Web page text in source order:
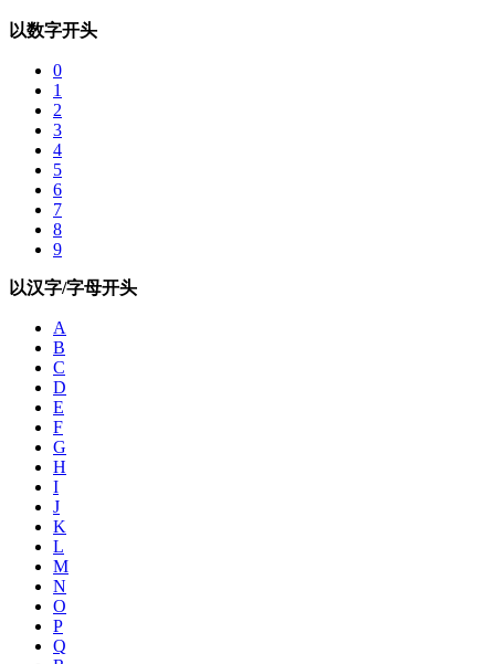
以数字开头
0
1
2
3
4
5
6
7
8
9
以汉字/字母开头
A
B
C
D
E
F
G
H
I
J
K
L
M
N
O
P
Q